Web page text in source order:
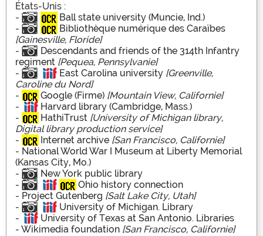
États-Unis :
-
Ball state university (Muncie, Ind.)
-
Bibliothèque numérique des Caraïbes
[Gainesville, Floride]
-
Descendants and friends of the 314th Infantry
regiment [Pequea, Pennsylvanie]
-
East Carolina university [Greenville,
Caroline du Nord]
-
Google (Firme) [Mountain View, Californie]
-
Harvard library (Cambridge, Mass.)
-
HathiTrust [University of Michigan library,
Digital library production service]
-
Internet archive [San Francisco, Californie]
- National World War I Museum at Liberty Memorial
(Kansas City, Mo.)
-
New York public library
-
Ohio history connection
- Project Gutenberg [Salt Lake City, Utah]
-
University of Michigan. Library
-
University of Texas at San Antonio. Libraries
- Wikimedia foundation [San Francisco, Californie]